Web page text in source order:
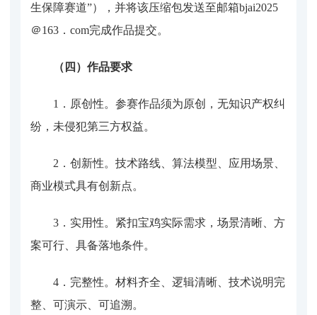
生保障赛道”），并将该压缩包发送至邮箱bjai2025
＠163．com完成作品提交。
（四）作品要求
1． 原创性。 参赛作品须为原创，无知识产权纠
纷，未侵犯第三方权益。
2． 创新性。 技术路线、算法模型、应用场景、
商业模式具有创新点。
3． 实用性。 紧扣宝鸡实际需求，场景清晰、方
案可行、具备落地条件。
4． 完整性。 材料齐全、逻辑清晰、技术说明完
整、可演示、可追溯。